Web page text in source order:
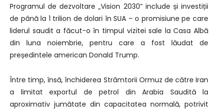
Programul de dezvoltare „Vision 2030” include și investiții
de până la 1 trilion de dolari în SUA – o promisiune pe care
liderul saudit a făcut-o în timpul vizitei sale la Casa Albă
din luna noiembrie, pentru care a fost lăudat de
președintele american Donald Trump.
Între timp, însă, închiderea Strâmtorii Ormuz de către Iran
a limitat exportul de petrol din Arabia Saudită la
aproximativ jumătate din capacitatea normală, potrivit